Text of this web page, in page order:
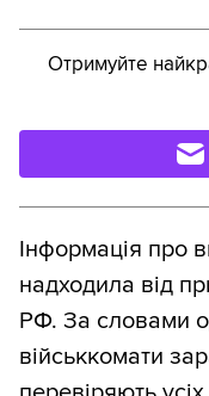
Отримуйте
Інформація про
надходила від
РФ. За словами
військкомати